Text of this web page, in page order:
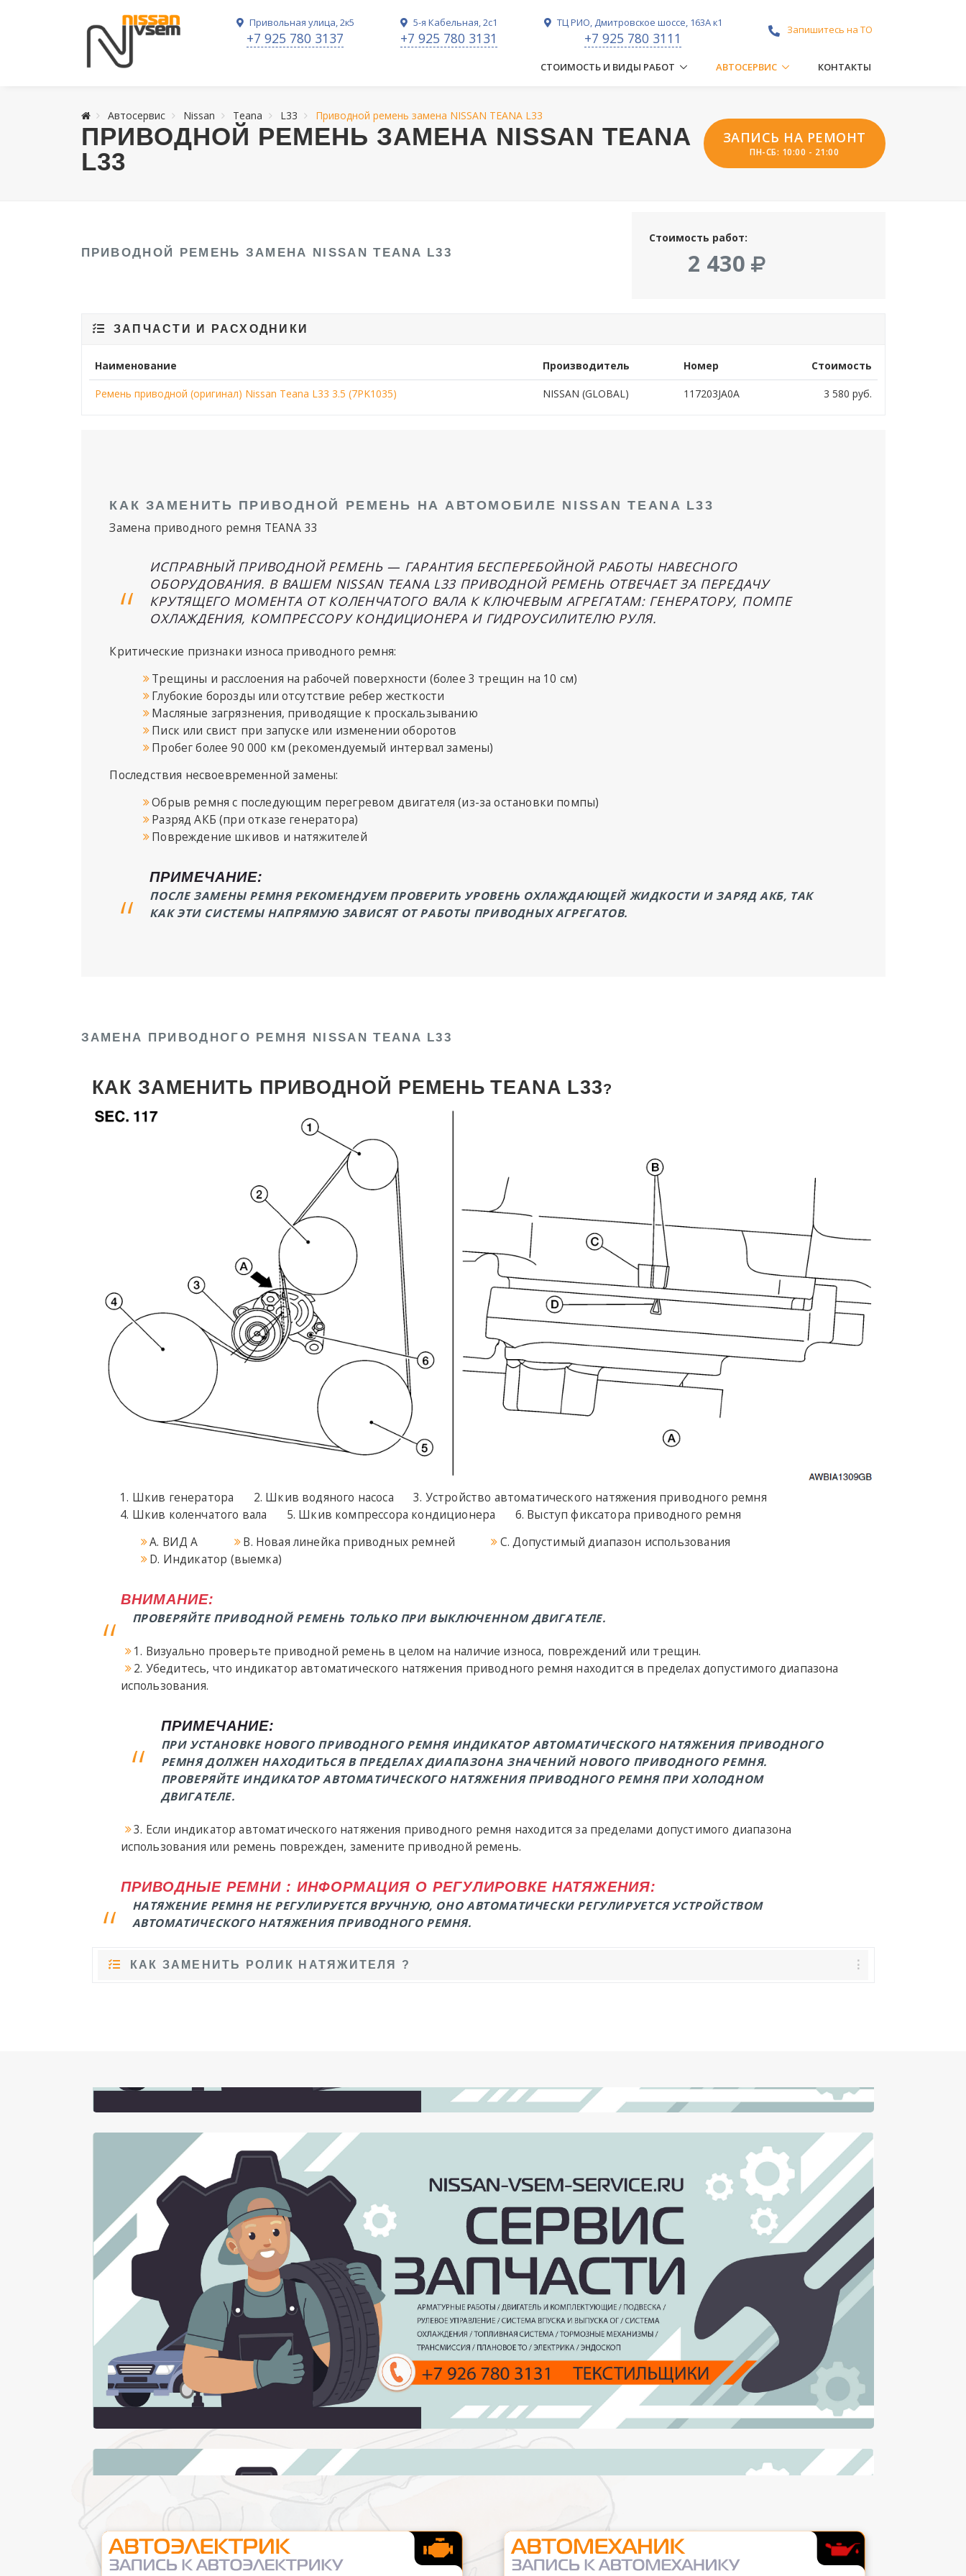
Привольная улица, 2к5
+7 925 780 3137
5-я Кабельная, 2с1
+7 925 780 3131
ТЦ РИО, Дмитровское шоссе, 163А к1
+7 925 780 3111
Запишитесь на ТО
СТОИМОСТЬ И ВИДЫ РАБОТ АВТОСЕРВИС КОНТАКТЫ
Автосервис Nissan Teana L33 Приводной ремень замена NISSAN TEANA L33
ПРИВОДНОЙ РЕМЕНЬ ЗАМЕНА NISSAN TEANA
L33
ЗАПИСЬ НА РЕМОНТ
ПН-СБ: 10:00 - 21:00
ПРИВОДНОЙ РЕМЕНЬ ЗАМЕНА NISSAN TEANA L33
Стоимость работ:
2 430
ЗАПЧАСТИ И РАСХОДНИКИ
Наименование Производитель Номер Стоимость
Ремень приводной (оригинал) Nissan Teana L33 3.5 (7PK1035) NISSAN (GLOBAL) 117203JA0A 3 580 руб.
КАК ЗАМЕНИТЬ ПРИВОДНОЙ РЕМЕНЬ НА АВТОМОБИЛЕ NISSAN TEANA L33
Замена приводного ремня TEANA 33
ИСПРАВНЫЙ ПРИВОДНОЙ РЕМЕНЬ — ГАРАНТИЯ БЕСПЕРЕБОЙНОЙ РАБОТЫ НАВЕСНОГО
ОБОРУДОВАНИЯ. В ВАШЕМ NISSAN TEANA L33 ПРИВОДНОЙ РЕМЕНЬ ОТВЕЧАЕТ ЗА ПЕРЕДАЧУ
КРУТЯЩЕГО МОМЕНТА ОТ КОЛЕНЧАТОГО ВАЛА К КЛЮЧЕВЫМ АГРЕГАТАМ: ГЕНЕРАТОРУ, ПОМПЕ
ОХЛАЖДЕНИЯ, КОМПРЕССОРУ КОНДИЦИОНЕРА И ГИДРОУСИЛИТЕЛЮ РУЛЯ.
Критические признаки износа приводного ремня:
Трещины и расслоения на рабочей поверхности (более 3 трещин на 10 см)
Глубокие борозды или отсутствие ребер жесткости
Масляные загрязнения, приводящие к проскальзыванию
Писк или свист при запуске или изменении оборотов
Пробег более 90 000 км (рекомендуемый интервал замены)
Последствия несвоевременной замены:
Обрыв ремня с последующим перегревом двигателя (из-за остановки помпы)
Разряд АКБ (при отказе генератора)
Повреждение шкивов и натяжителей
ПРИМЕЧАНИЕ:
ПОСЛЕ ЗАМЕНЫ РЕМНЯ РЕКОМЕНДУЕМ ПРОВЕРИТЬ УРОВЕНЬ ОХЛАЖДАЮЩЕЙ ЖИДКОСТИ И ЗАРЯД АКБ, ТАК
КАК ЭТИ СИСТЕМЫ НАПРЯМУЮ ЗАВИСЯТ ОТ РАБОТЫ ПРИВОДНЫХ АГРЕГАТОВ.
ЗАМЕНА ПРИВОДНОГО РЕМНЯ NISSAN TEANA L33
КАК ЗАМЕНИТЬ ПРИВОДНОЙ РЕМЕНЬ TEANA L33?
Шкив генератора Шкив водяного насоса
Устройство автоматического натяжения приводного ремня
Шкив коленчатого вала
Шкив компрессора кондиционера
Выступ фиксатора приводного ремня
A. ВИД А
B. Новая линейка приводных ремней
C. Допустимый диапазон использования
D. Индикатор (выемка)
ВНИМАНИЕ:
ПРОВЕРЯЙТЕ ПРИВОДНОЙ РЕМЕНЬ ТОЛЬКО ПРИ ВЫКЛЮЧЕННОМ ДВИГАТЕЛЕ.
1. Визуально проверьте приводной ремень в целом на наличие износа, повреждений или трещин.
2. Убедитесь, что индикатор автоматического натяжения приводного ремня находится в пределах допустимого диапазона
использования.
ПРИМЕЧАНИЕ:
ПРИ УСТАНОВКЕ НОВОГО ПРИВОДНОГО РЕМНЯ ИНДИКАТОР АВТОМАТИЧЕСКОГО НАТЯЖЕНИЯ ПРИВОДНОГО
РЕМНЯ ДОЛЖЕН НАХОДИТЬСЯ В ПРЕДЕЛАХ ДИАПАЗОНА ЗНАЧЕНИЙ НОВОГО ПРИВОДНОГО РЕМНЯ.
ПРОВЕРЯЙТЕ ИНДИКАТОР АВТОМАТИЧЕСКОГО НАТЯЖЕНИЯ ПРИВОДНОГО РЕМНЯ ПРИ ХОЛОДНОМ
ДВИГАТЕЛЕ.
3. Если индикатор автоматического натяжения приводного ремня находится за пределами допустимого диапазона
использования или ремень поврежден, замените приводной ремень.
ПРИВОДНЫЕ РЕМНИ : ИНФОРМАЦИЯ О РЕГУЛИРОВКЕ НАТЯЖЕНИЯ:
НАТЯЖЕНИЕ РЕМНЯ НЕ РЕГУЛИРУЕТСЯ ВРУЧНУЮ, ОНО АВТОМАТИЧЕСКИ РЕГУЛИРУЕТСЯ УСТРОЙСТВОМ
АВТОМАТИЧЕСКОГО НАТЯЖЕНИЯ ПРИВОДНОГО РЕМНЯ.
КАК ЗАМЕНИТЬ РОЛИК НАТЯЖИТЕЛЯ ?